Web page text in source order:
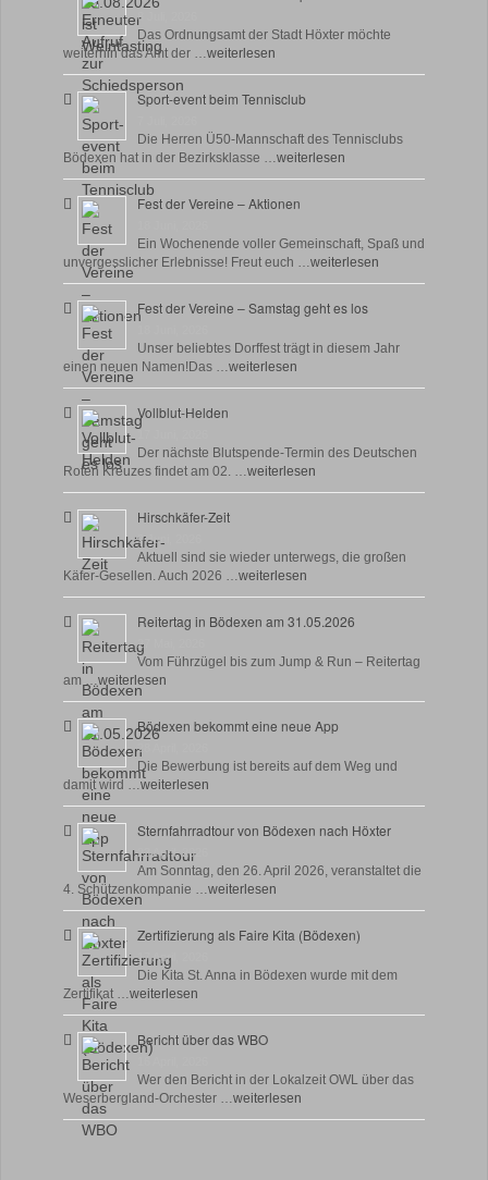
8 Juli, 2026
Das Ordnungsamt der Stadt Höxter möchte
weiterhin das Amt der …weiterlesen
Sport-event beim Tennisclub
Die Herren Ü50-Mannschaft des Tennisclubs
Bödexen hat in der Bezirksklasse …weiterlesen
Fest der Vereine – Aktionen
Ein Wochenende voller Gemeinschaft, Spaß und
unvergesslicher Erlebnisse! Freut euch …weiterlesen
Fest der Vereine – Samstag geht es los
Unser beliebtes Dorffest trägt in diesem Jahr
einen neuen Namen!Das …weiterlesen
Vollblut-Helden
Der nächste Blutspende-Termin des Deutschen
Roten Kreuzes findet am 02. …weiterlesen
Hirschkäfer-Zeit
9 Juni, 2026
Aktuell sind sie wieder unterwegs, die großen
Käfer-Gesellen. Auch 2026 …weiterlesen
Reitertag in Bödexen am 31.05.2026
27 Mai, 2026
Vom Führzügel bis zum Jump & Run – Reitertag
am …weiterlesen
Bödexen bekommt eine neue App
28 April, 2026
Die Bewerbung ist bereits auf dem Weg und
damit wird …weiterlesen
Sternfahrradtour von Bödexen nach Höxter
23 April, 2026
Am Sonntag, den 26. April 2026, veranstaltet die
4. Schützenkompanie …weiterlesen
Zertifizierung als Faire Kita (Bödexen)
17 April, 2026
Die Kita St. Anna in Bödexen wurde mit dem
Zertifikat …weiterlesen
Bericht über das WBO
Wer den Bericht in der Lokalzeit OWL über das
Weserbergland-Orchester …weiterlesen